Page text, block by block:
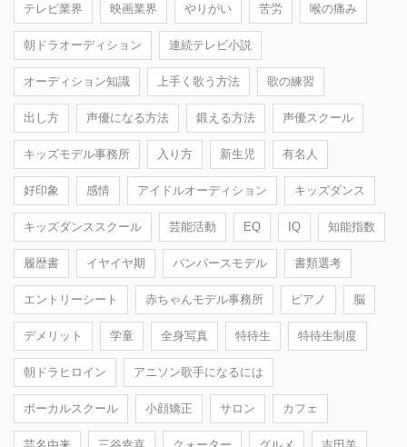
テレビ業界 映画業界 やりがい 苦労 喉の痛み
朝ドラオーディション 連続テレビ小説
オーディション知識 上手く歌う方法 歌の練習
出し方 声優になる方法 鍛える方法 声優スクール
キッズモデル事務所 入り方 新生児 有名人
好印象 感情 アイドルオーディション キッズダンス
キッズダンススクール 芸能活動 EQ IQ 知能指数
履歴書 イヤイヤ期 パンパースモデル 書類選考
エントリーシート 赤ちゃんモデル事務所 ピアノ 脳
デメリット 学童 全身写真 特待生 特待生制度
朝ドラヒロイン アニソン歌手になるには
ボーカルスクール 小顔矯正 サロン カフェ